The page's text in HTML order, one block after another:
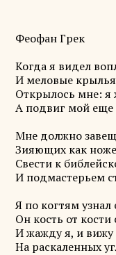
Феофан Грек
Когда я видел
И меловые
Открылось мне: я
А подвиг мой еще
Мне должно
Зияющих как
Свести к
И подмастерьем
Я по когтям узнал
Он кость от
И жажду я, и вижу
На раскаленных